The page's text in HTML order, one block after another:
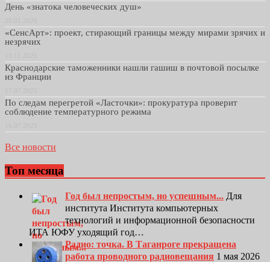
День «знатока человеческих душ»
«СенсАрт»: проект, стирающий границы между мирами зрячих и
незрячих
Краснодарские таможенники нашли гашиш в почтовой посылке
из Франции
По следам перегретой «Ласточки»: прокуратура проверит
соблюдение температурного режима
Все новости
Топ месяца
Год был непростым, но успешным... Для
института Института компьютерных
технологий и информационной безопасности
ИТА ЮФУ уходящий год…
Радио: точка. В Таганроге прекращена
работа проводного радиовещания 1 мая 2026